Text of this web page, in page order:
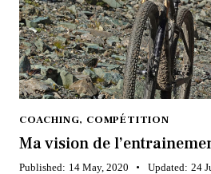
COACHING, COMPÉTITION
Ma vision de
Published: 14 May, 2020 Updated: 24